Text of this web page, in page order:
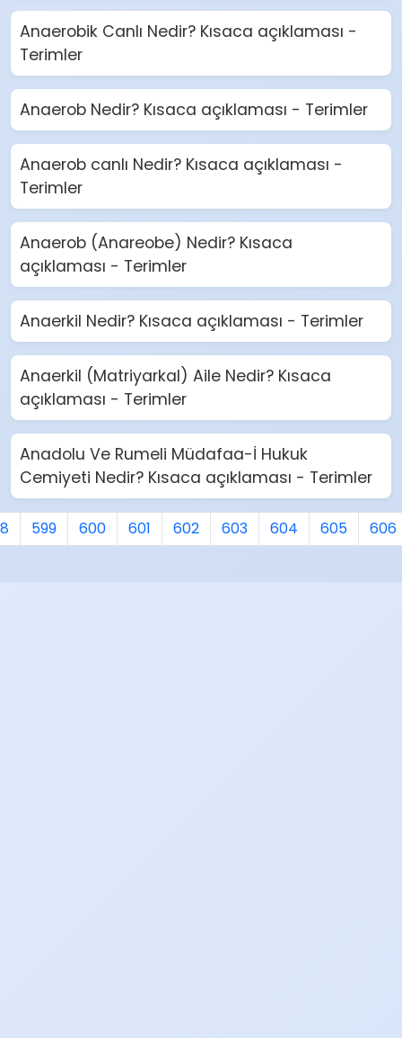
Anaerobik Canlı Nedir? Kısaca açıklaması -
Terimler
Anaerob Nedir? Kısaca açıklaması - Terimler
Anaerob canlı Nedir? Kısaca açıklaması -
Terimler
Anaerob (Anareobe) Nedir? Kısaca
açıklaması - Terimler
Anaerkil Nedir? Kısaca açıklaması - Terimler
Anaerkil (Matriyarkal) Aile Nedir? Kısaca
açıklaması - Terimler
Anadolu Ve Rumeli Müdafaa-İ Hukuk
Cemiyeti Nedir? Kısaca açıklaması - Terimler
599 600 601 602 603 604 605 606